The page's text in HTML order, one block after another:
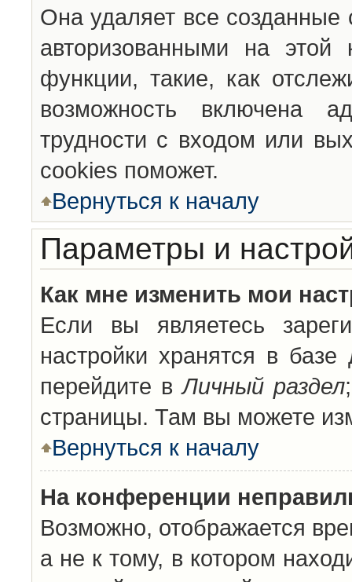
Она удаляет все созданные
авторизованными на
функции, такие, как
возможность включена
трудности с входом или
cookies поможет.
Вернуться к началу
Параметры и
Как мне изменить мои
Если вы являетесь
настройки хранятся в
перейдите вЛичный раздел
страницы. Там вы можете
Вернуться к началу
На конференции
Возможно, отображается
а не к тому, в котором